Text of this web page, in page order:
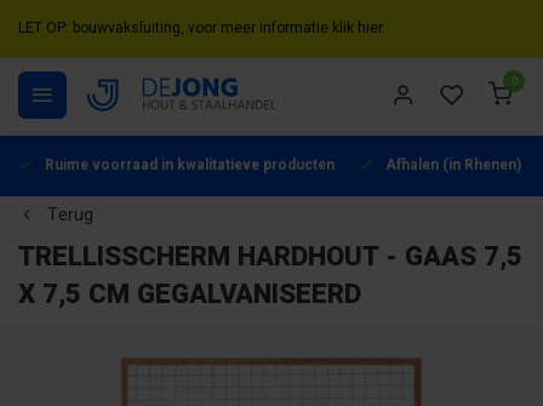
LET OP: bouwvaksluiting, voor meer informatie klik hier.
0
Ruime voorraad in kwalitatieve producten Afhalen (in Rhenen)
Terug
TRELLISSCHERM HARDHOUT - GAAS 7,5
X 7,5 CM GEGALVANISEERD